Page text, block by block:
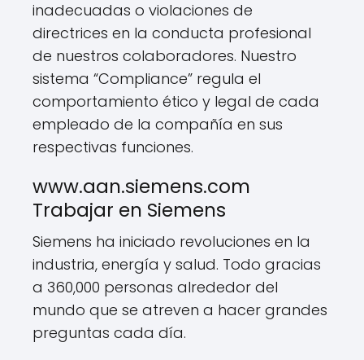
inadecuadas o violaciones de
directrices en la conducta profesional
de nuestros colaboradores. Nuestro
sistema “Compliance” regula el
comportamiento ético y legal de cada
empleado de la compañía en sus
respectivas funciones.
www.aan.siemens.com
Trabajar en Siemens
Siemens ha iniciado revoluciones en la
industria, energía y salud. Todo gracias
a 360,000 personas alrededor del
mundo que se atreven a hacer grandes
preguntas cada día.